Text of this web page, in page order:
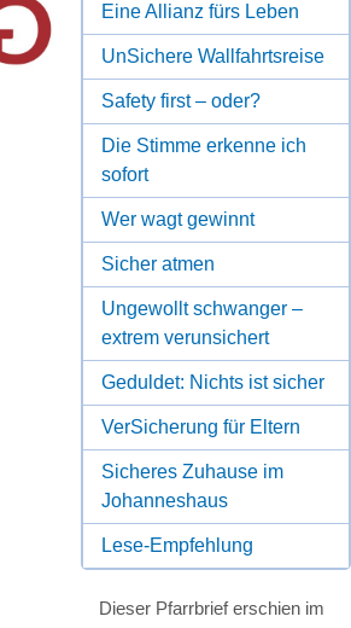
Eine Allianz fürs Leben
UnSichere Wallfahrtsreise
Safety first – oder?
Die Stimme erkenne ich
sofort
Wer wagt gewinnt
Sicher atmen
Ungewollt schwanger –
extrem verunsichert
Geduldet: Nichts ist sicher
VerSicherung für Eltern
Sicheres Zuhause im
Johanneshaus
Lese-Empfehlung
Dieser Pfarrbrief erschien im